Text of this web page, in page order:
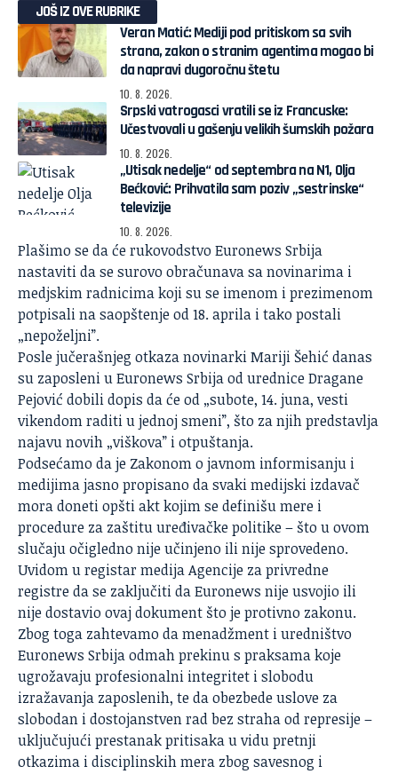
JOŠ IZ OVE RUBRIKE
Veran Matić: Mediji pod pritiskom sa svih
strana, zakon o stranim agentima mogao bi
da napravi dugoročnu štetu
10. 8. 2026.
Srpski vatrogasci vratili se iz Francuske:
Učestvovali u gašenju velikih šumskih požara
10. 8. 2026.
„Utisak nedelje“ od septembra na N1, Olja
Bećković: Prihvatila sam poziv „sestrinske“
televizije
10. 8. 2026.
Plašimo se da će rukovodstvo Euronews Srbija
nastaviti da se surovo obračunava sa novinarima i
medjskim radnicima koji su se imenom i prezimenom
potpisali na saopštenje od 18. aprila i tako postali
„nepoželjni”.
Posle jučerašnjeg otkaza novinarki Mariji Šehić danas
su zaposleni u Euronews Srbija od urednice Dragane
Pejović dobili dopis da će od „subote, 14. juna, vesti
vikendom raditi u jednoj smeni”, što za njih predstavlja
najavu novih „viškova” i otpuštanja.
Podsećamo da je Zakonom o javnom informisanju i
medijima jasno propisano da svaki medijski izdavač
mora doneti opšti akt kojim se definišu mere i
procedure za zaštitu uređivačke politike – što u ovom
slučaju očigledno nije učinjeno ili nije sprovedeno.
Uvidom u registar medija Agencije za privredne
registre da se zaključiti da Euronews nije usvojio ili
nije dostavio ovaj dokument što je protivno zakonu.
Zbog toga zahtevamo da menadžment i uredništvo
Euronews Srbija odmah prekinu s praksama koje
ugrožavaju profesionalni integritet i slobodu
izražavanja zaposlenih, te da obezbede uslove za
slobodan i dostojanstven rad bez straha od represije –
uključujući prestanak pritisaka u vidu pretnji
otkazima i disciplinskih mera zbog savesnog i